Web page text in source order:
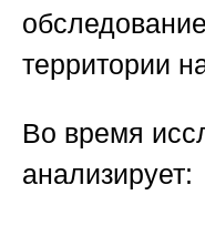
территории
Во время
анализирует: